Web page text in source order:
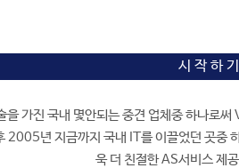
시 작 하
을 가진 국내 몇안되는 중견 업체중 하나로
년 지금까지 국내 IT를 이끌었던 곳중
욱 더 친절한 AS서비스 제